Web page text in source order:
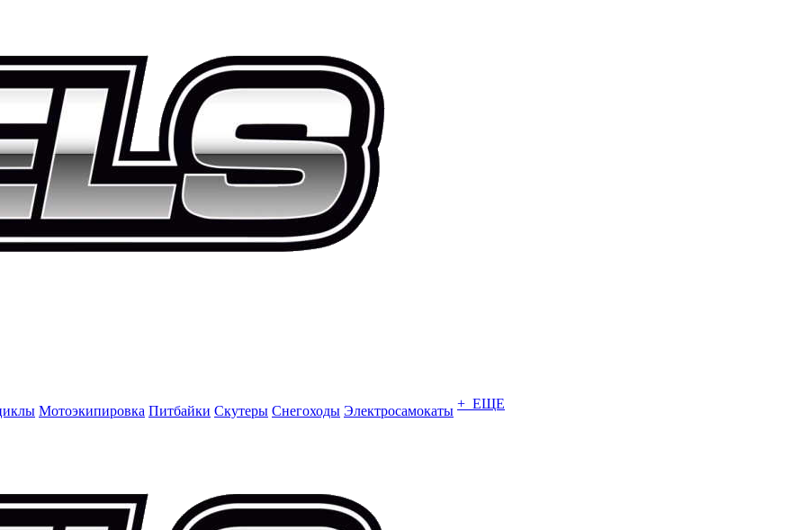
Мотоэкипировка Питбайки Скутеры Снегоходы Электросамокаты + ЕЩЕ